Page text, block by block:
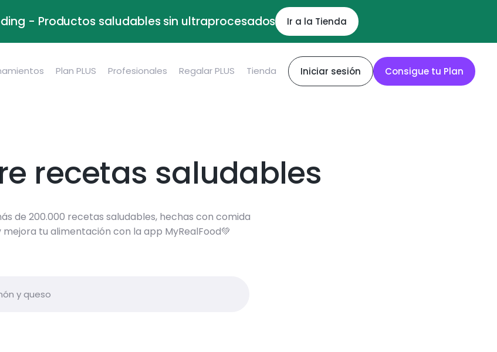
- Productos saludables sin ultraprocesados Ir a la Tienda
Plan PLUS Profesionales Regalar PLUS Tienda Iniciar sesión Consigue tu Plan
recetas saludables
de 200.000 recetas saludables, hechas con comida
mejora tu alimentación con la app MyRealFood💚